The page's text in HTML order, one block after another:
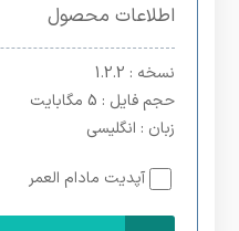
اطلاعات محصول
نسخه : 1.2.2
حجم فایل : 5 مگابایت
زبان : انگلیسی
آپدیت مادام العمر